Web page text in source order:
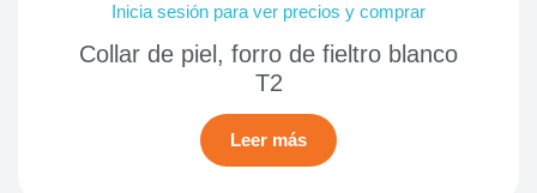
Inicia sesión para ver precios y comprar
Collar de piel, forro de fieltro blanco
T2
Leer más